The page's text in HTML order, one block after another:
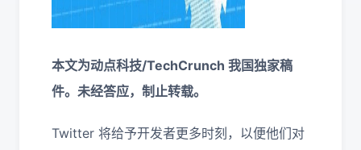
本文为动点科技/TechCrunch 我国独家稿
件。未经答应，制止转载。
Twitter 将给予开发者更多时刻，以便他们对